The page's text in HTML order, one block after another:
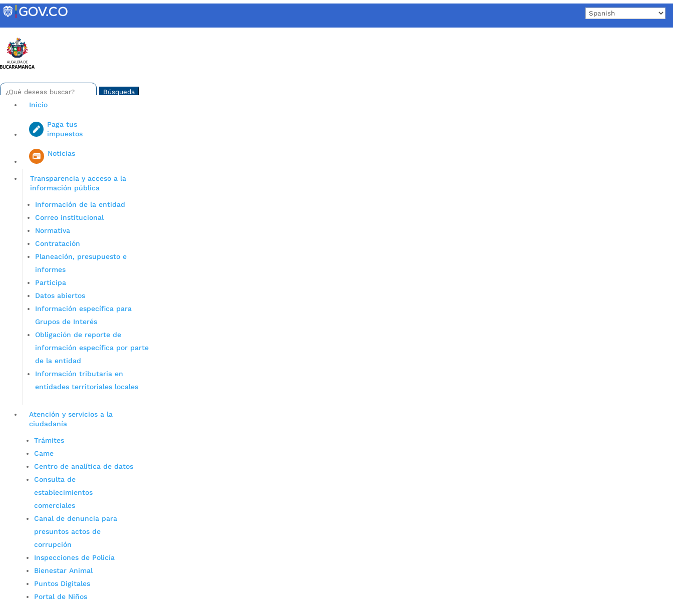
Skip
to
Buscar:
Search
for...
Iniciar sesión en gov co
Inicio
Paga tus
impuestos
Noticias
Transparencia y acceso a la
información pública
Información de la entidad
Correo institucional
Normativa
Contratación
Planeación, presupuesto e
informes
Participa
Datos abiertos
Información específica para
Grupos de Interés
Obligación de reporte de
información específica por parte
de la entidad
Información tributaria en
entidades territoriales locales
Atención y servicios a la
ciudadanía
Trámites
Came
Centro de analítica de datos
Consulta de
establecimientos
comerciales
Canal de denuncia para
presuntos actos de
corrupción
Inspecciones de Policía
Bienestar Animal
Puntos Digitales
Portal de Niños